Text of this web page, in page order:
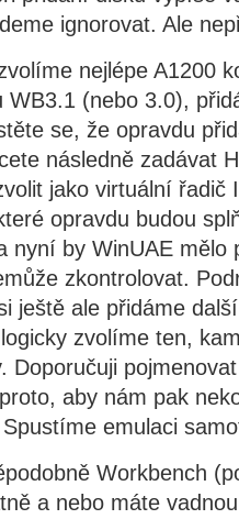
ignorovat. Ale
nejlépe A1200
(nebo 3.0),
se, že opravdu
následně zadávat
jako virtuální řadič
opravdu budou
nyní by WinUAE mělo
zkontrolovat.
ještě ale přidáme
zvolíme ten,
Doporučuji
aby nám pak
emulaci
Workbench
a nebo máte